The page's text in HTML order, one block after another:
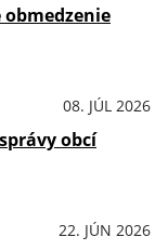
obmedzenie
08. JÚL 2026
obcí
22. JÚN 2026